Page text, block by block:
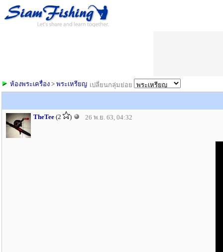
เปลี่ยนกลุ่มย่อย
ห้องพระเครื่อง > พระเหรียญ
TheTee (2 ) 26 พ.ย. 63, 04:32